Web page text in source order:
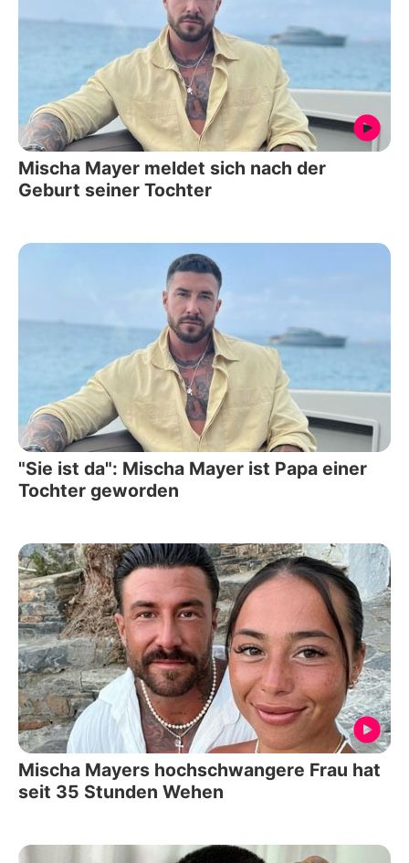
Mischa Mayer meldet sich nach der
Geburt seiner Tochter
"Sie ist da": Mischa Mayer ist Papa einer
Tochter geworden
Mischa Mayers hochschwangere Frau hat
seit 35 Stunden Wehen